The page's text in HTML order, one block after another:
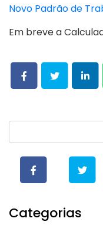
Novo Padrão de
Em breve a
Categorias